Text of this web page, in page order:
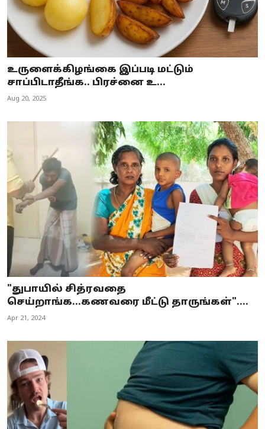
உருளைக்கிழங்கை இப்படி மட்டும்
சாப்பிடாதீங்க.. பிரச்னை உ...
Aug 20, 2025
"துபாயில் சித்ரவதை
செய்றாங்க...கணவரை மீட்டு தாருங்கள்"....
Apr 21, 2024